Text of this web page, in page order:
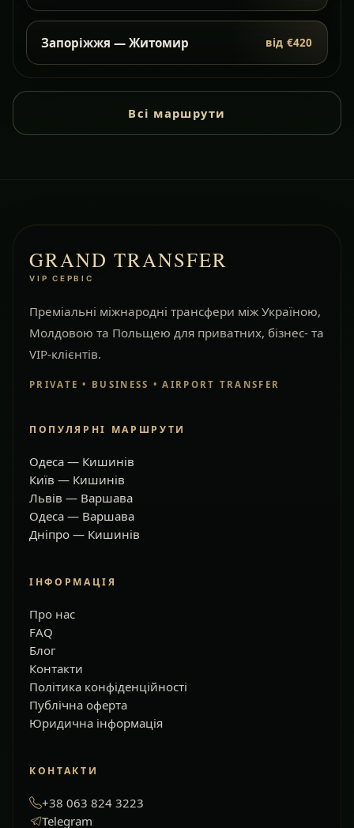
Запоріжжя — Житомир від €420
Всі маршрути
GRAND TRANSFER
VIP СЕРВІС
Преміальні міжнародні трансфери між Україною,
Молдовою та Польщею для приватних, бізнес- та
VIP-клієнтів.
PRIVATE • BUSINESS • AIRPORT TRANSFER
ПОПУЛЯРНІ МАРШРУТИ
Одеса — Кишинів
Київ — Кишинів
Львів — Варшава
Одеса — Варшава
Дніпро — Кишинів
ІНФОРМАЦІЯ
Про нас
FAQ
Блог
Контакти
Політика конфіденційності
Публічна оферта
Юридична інформація
КОНТАКТИ
+38 063 824 3223
Telegram